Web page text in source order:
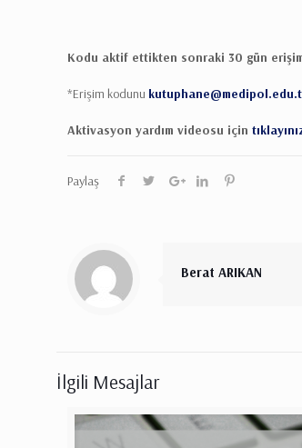
Kodu aktif ettikten sonraki 30 gün
*Erişim kodunu
Aktivasyon yardım videosu için
Paylaş
Berat ARIKAN
İlgili Mesajlar